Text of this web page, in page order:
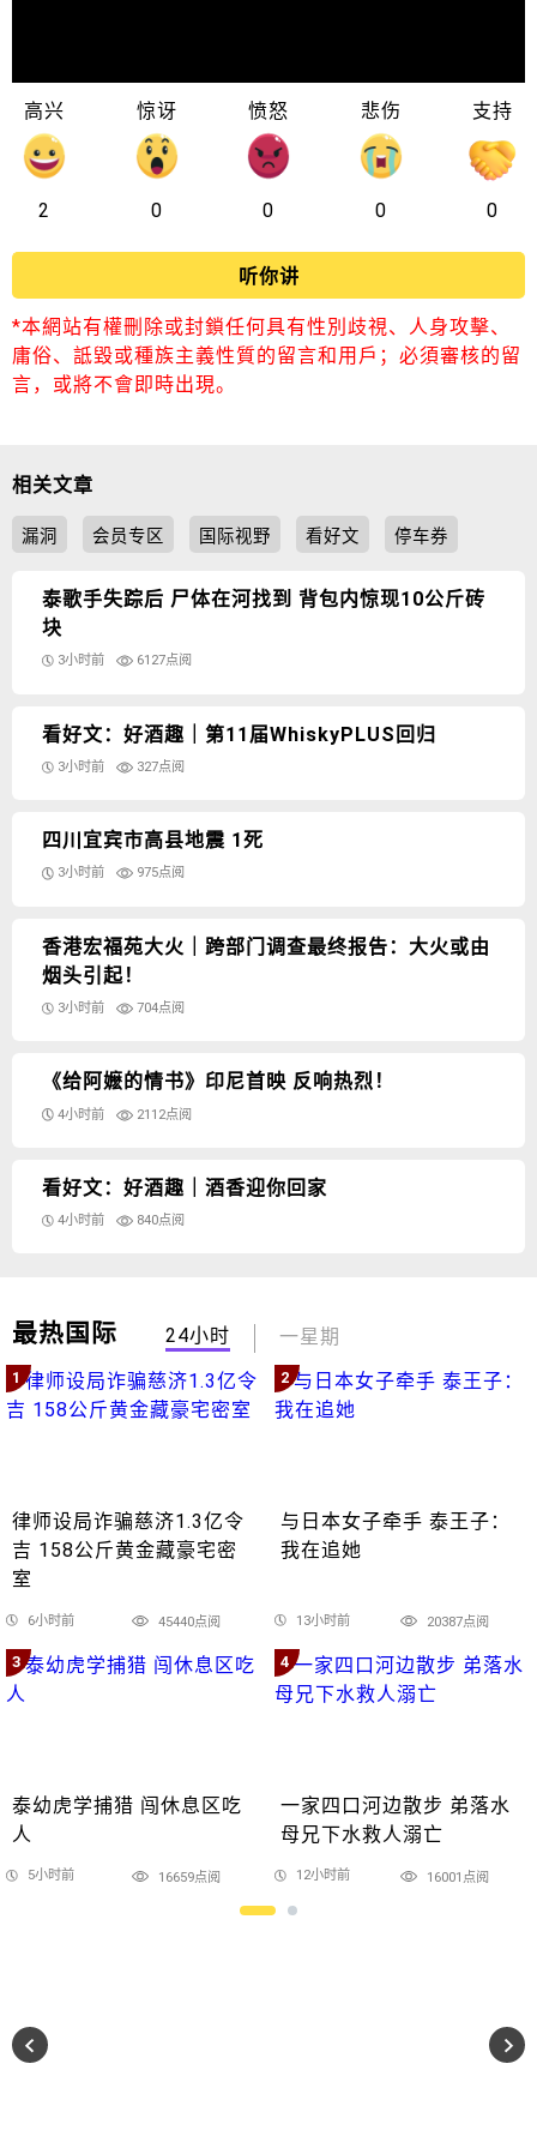
高兴
2
惊讶
0
愤怒
0
悲伤
0
支持
0
听你讲
*本網站有權刪除或封鎖任何具有性別歧視、人身攻擊、
庸俗、詆毀或種族主義性質的留言和用戶；必須審核的留
言，或將不會即時出現。
相关文章
漏洞 会员专区 国际视野 看好文 停车券
泰歌手失踪后 尸体在河找到 背包内惊现10公斤砖
块
3小时前 6127点阅
看好文：好酒趣｜第11届WhiskyPLUS回归
3小时前 327点阅
四川宜宾市高县地震 1死
3小时前 975点阅
香港宏福苑大火｜跨部门调查最终报告：大火或由
烟头引起！
3小时前 704点阅
《给阿嬷的情书》印尼首映 反响热烈！
4小时前 2112点阅
看好文：好酒趣｜酒香迎你回家
4小时前 840点阅
最热国际 24小时 一星期
1
律师设局诈骗慈济1.3亿令
吉 158公斤黄金藏豪宅密
室
6小时前 45440点阅
2
与日本女子牵手 泰王子：
我在追她
13小时前 20387点阅
3
泰幼虎学捕猎 闯休息区吃
人
5小时前 16659点阅
4
一家四口河边散步 弟落水
母兄下水救人溺亡
12小时前 16001点阅